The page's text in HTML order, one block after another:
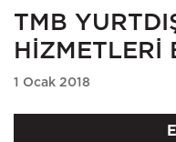
TMB
HİZMETLERİ
1 Ocak 2018